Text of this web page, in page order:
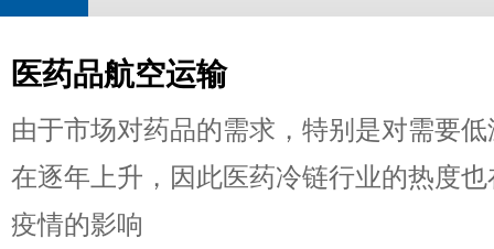
医药品航空运输
由于市场对药品的需求，特别是对需要
在逐年上升，因此医药冷链行业的热度
疫情的影响